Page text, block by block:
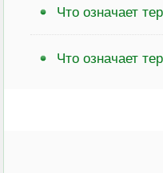
Что означает
Что означает